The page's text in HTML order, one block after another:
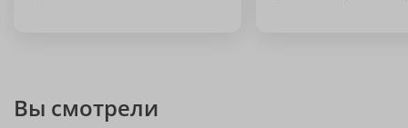
Вы смотрели